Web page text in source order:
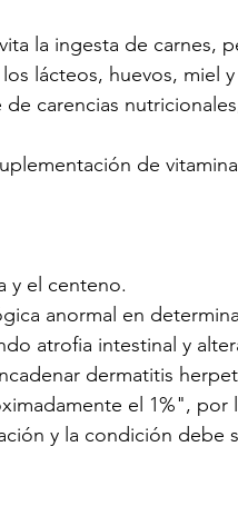
la ingesta de carnes,
lácteos, huevos, miel y
carencias
de
y el centeno.
anormal en
atrofia intestinal y
dermatitis
el 1%", por
y la condición debe